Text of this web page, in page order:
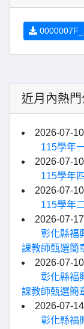
近月內熱門
2026-07-10
115學年
2026-07-10
115學年
2026-07-10
115學年
2026-07-17
彰化縣福
課教師甄選簡
2026-07-10
彰化縣福
課教師甄選簡
2026-07-14
彰化縣福